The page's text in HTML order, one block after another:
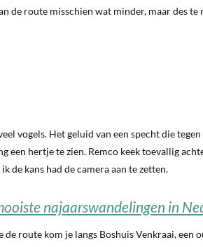
de route misschien wat minder, maar des
vogels. Het geluid van een specht die
een hertje te zien. Remco keek toevallig
de kans had de camera aan te zetten.
najaarswandelingen in
de route kom je langs Boshuis Venkraai,